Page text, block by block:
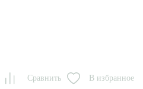
Сравнить В избранное